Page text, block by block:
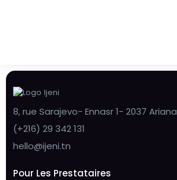
8, rue Sarajevo- Ennasr 1- 2037 Ariana
(+216) 29 342 131
hello@ijeni.tn
Pour Les Prestataires